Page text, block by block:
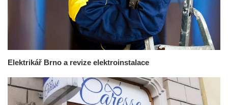
Elektrikář Brno a revize elektroinstalace